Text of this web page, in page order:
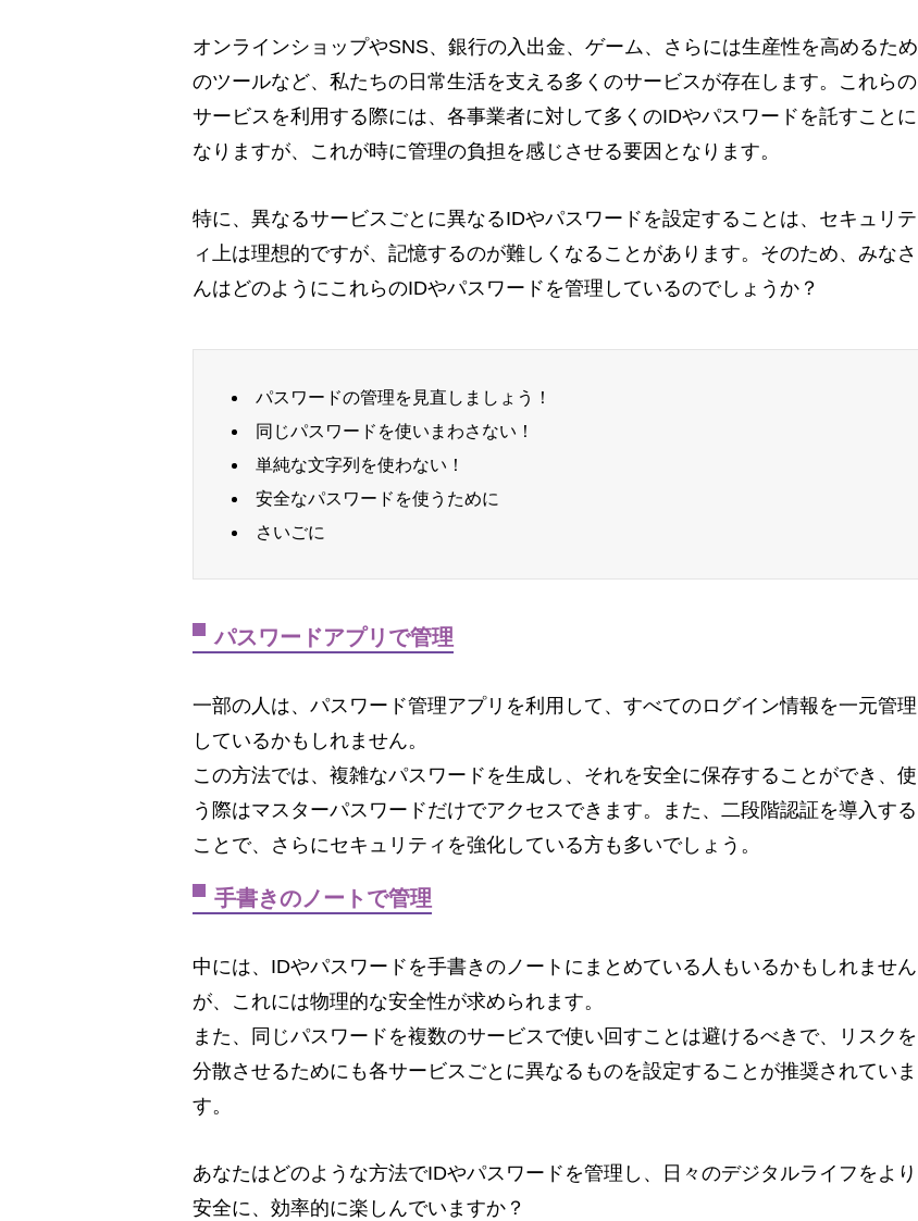
オンラインショップやSNS、銀行の入出金、ゲーム、さらには生産性を高めるため
のツールなど、私たちの日常生活を支える多くのサービスが存在します。これらの
サービスを利用する際には、各事業者に対して多くのIDやパスワードを託すことに
なりますが、これが時に管理の負担を感じさせる要因となります。
特に、異なるサービスごとに異なるIDやパスワードを設定することは、セキュリテ
ィ上は理想的ですが、記憶するのが難しくなることがあります。そのため、みなさ
んはどのようにこれらのIDやパスワードを管理しているのでしょうか？
パスワードの管理を見直しましょう！
同じパスワードを使いまわさない！
単純な文字列を使わない！
安全なパスワードを使うために
さいごに
パスワードアプリで管理
一部の人は、パスワード管理アプリを利用して、すべてのログイン情報を一元管理
しているかもしれません。
この方法では、複雑なパスワードを生成し、それを安全に保存することができ、使
う際はマスターパスワードだけでアクセスできます。また、二段階認証を導入する
ことで、さらにセキュリティを強化している方も多いでしょう。
手書きのノートで管理
中には、IDやパスワードを手書きのノートにまとめている人もいるかもしれません
が、これには物理的な安全性が求められます。
また、同じパスワードを複数のサービスで使い回すことは避けるべきで、リスクを
分散させるためにも各サービスごとに異なるものを設定することが推奨されていま
す。
あなたはどのような方法でIDやパスワードを管理し、日々のデジタルライフをより
安全に、効率的に楽しんでいますか？